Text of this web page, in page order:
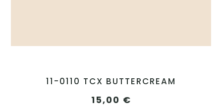
11-0110 TCX BUTTERCREAM
15,00 €